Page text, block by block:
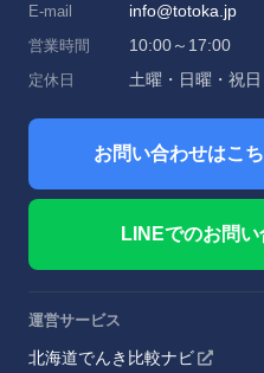
E-mail info@totoka.jp
営業時間 10:00～17:00
定休日 土曜・日曜・祝日
お問い合わせはこ
LINEでのお問
運営サービス
北海道でんき比較ナビ